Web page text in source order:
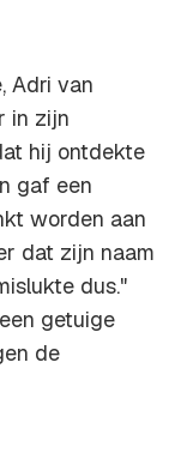
Adri van
in zijn
hij ontdekte
gaf een
worden aan
dat zijn naam
dus."
getuige
de